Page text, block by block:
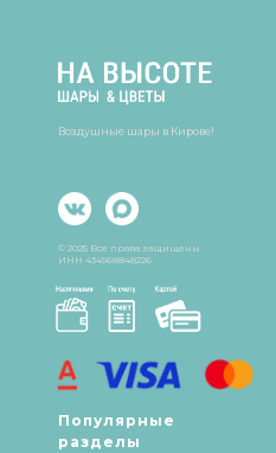
Популярные
разделы
© 2025 Все права защищены
ИНН 434568848226
Воздушные шары в Кирове!